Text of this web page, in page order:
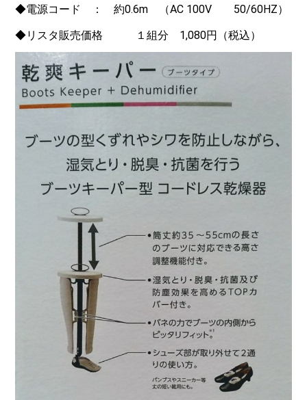
◆電源コード ： 約0.6m （AC 100V 50/60HZ）
◆リスタ販売価格 １組分 1,080円（税込）